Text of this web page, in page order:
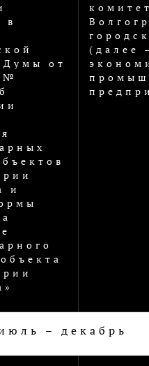
в
Думы от
№
и
(далее
– декабрь